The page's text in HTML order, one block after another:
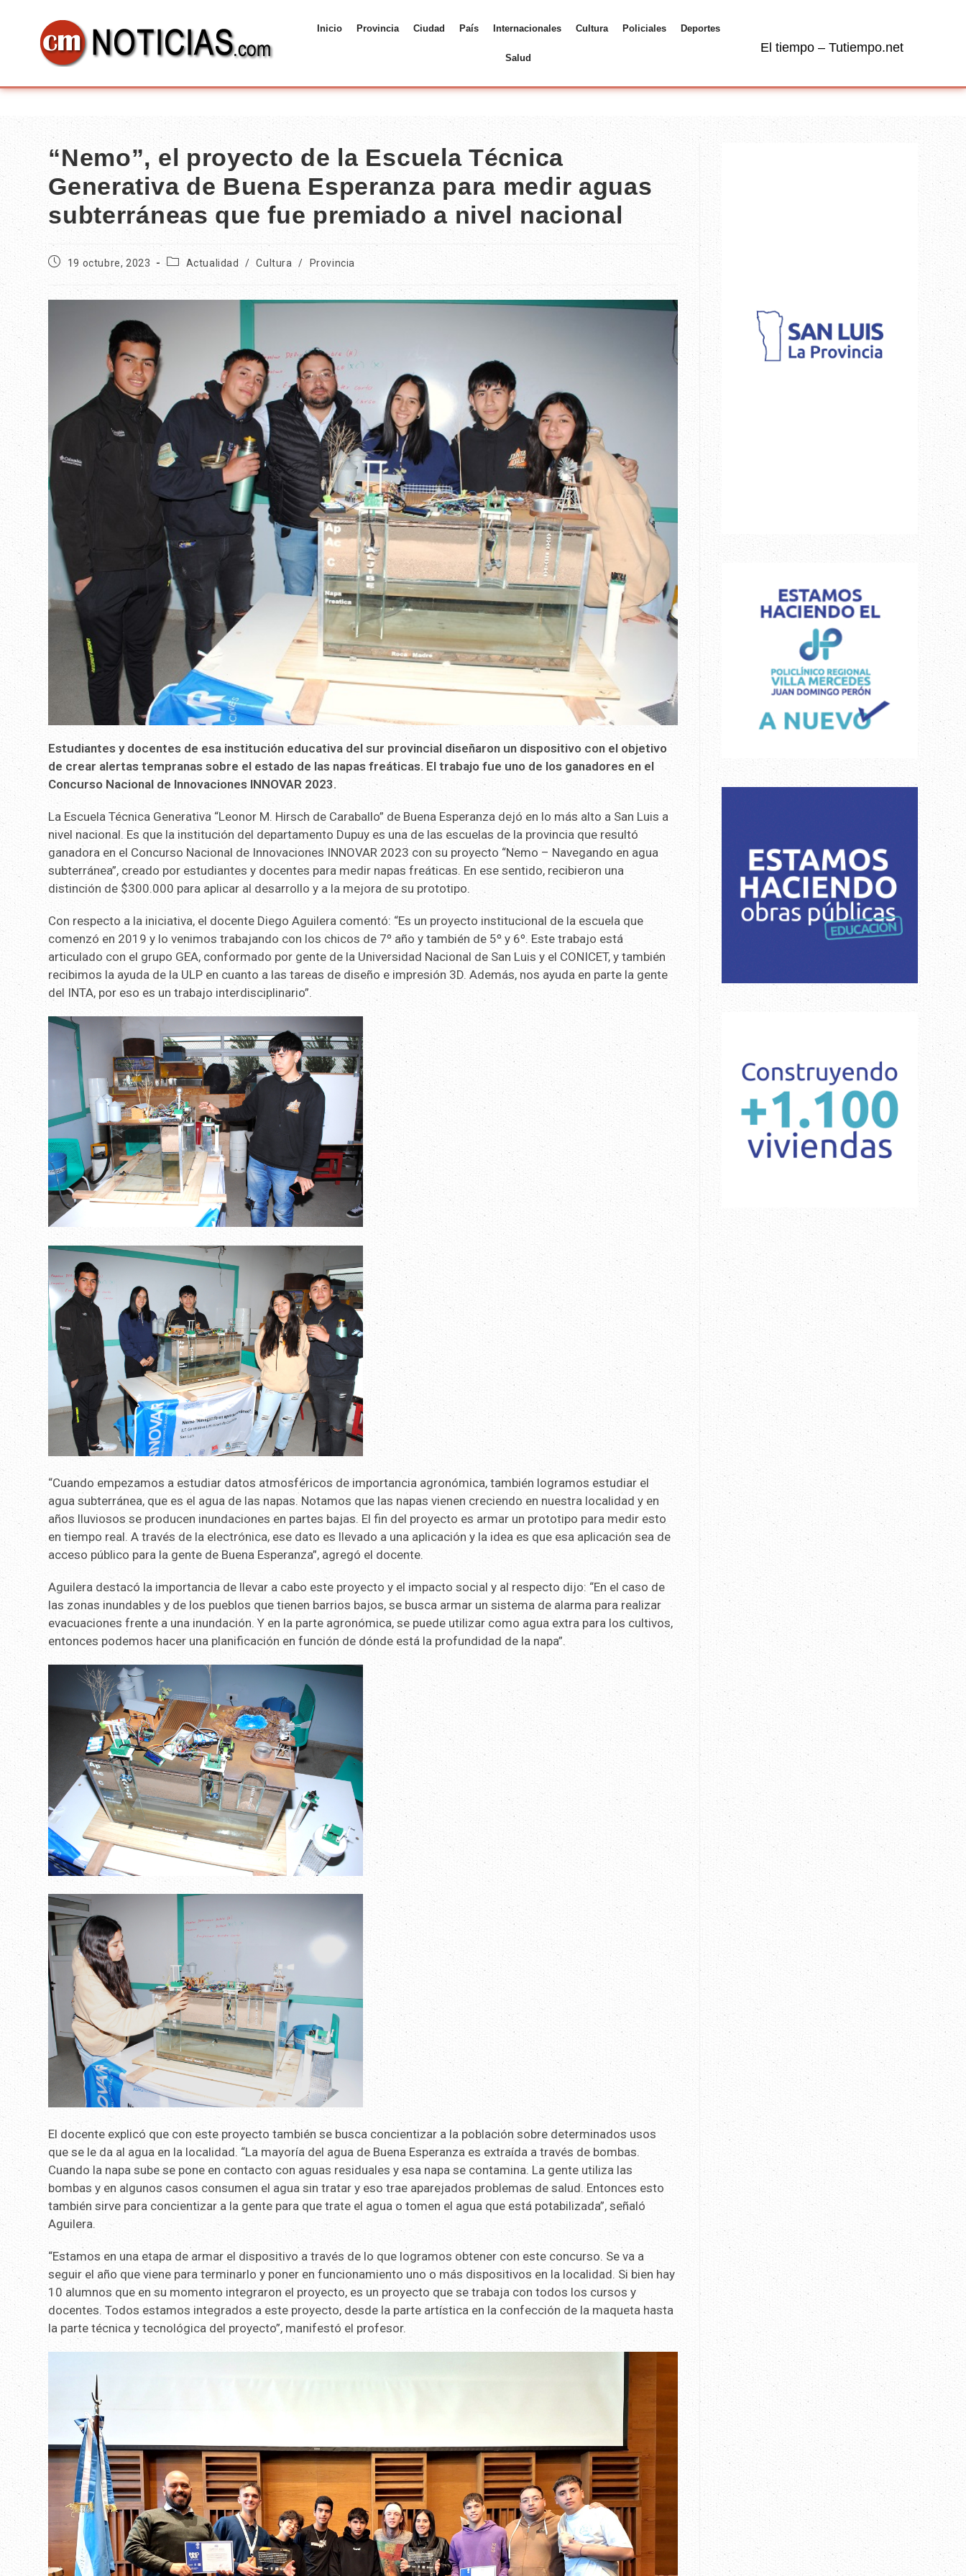
Inicio Provincia Ciudad País Internacionales Cultura Policiales Deportes
Salud
El tiempo – Tutiempo.net
“Nemo”, el proyecto de la Escuela Técnica
Generativa de Buena Esperanza para medir aguas
subterráneas que fue premiado a nivel nacional
19 octubre, 2023 Actualidad / Cultura / Provincia
Estudiantes y docentes de esa institución educativa del sur provincial diseñaron un dispositivo con el objetivo
de crear alertas tempranas sobre el estado de las napas freáticas. El trabajo fue uno de los ganadores en el
Concurso Nacional de Innovaciones INNOVAR 2023.
La Escuela Técnica Generativa “Leonor M. Hirsch de Caraballo” de Buena Esperanza dejó en lo más alto a San Luis a
nivel nacional. Es que la institución del departamento Dupuy es una de las escuelas de la provincia que resultó
ganadora en el Concurso Nacional de Innovaciones INNOVAR 2023 con su proyecto “Nemo – Navegando en agua
subterránea”, creado por estudiantes y docentes para medir napas freáticas. En ese sentido, recibieron una
distinción de $300.000 para aplicar al desarrollo y a la mejora de su prototipo.
Con respecto a la iniciativa, el docente Diego Aguilera comentó: “Es un proyecto institucional de la escuela que
comenzó en 2019 y lo venimos trabajando con los chicos de 7º año y también de 5º y 6º. Este trabajo está
articulado con el grupo GEA, conformado por gente de la Universidad Nacional de San Luis y el CONICET, y también
recibimos la ayuda de la ULP en cuanto a las tareas de diseño e impresión 3D. Además, nos ayuda en parte la gente
del INTA, por eso es un trabajo interdisciplinario”.
“Cuando empezamos a estudiar datos atmosféricos de importancia agronómica, también logramos estudiar el
agua subterránea, que es el agua de las napas. Notamos que las napas vienen creciendo en nuestra localidad y en
años lluviosos se producen inundaciones en partes bajas. El fin del proyecto es armar un prototipo para medir esto
en tiempo real. A través de la electrónica, ese dato es llevado a una aplicación y la idea es que esa aplicación sea de
acceso público para la gente de Buena Esperanza”, agregó el docente.
Aguilera destacó la importancia de llevar a cabo este proyecto y el impacto social y al respecto dijo: “En el caso de
las zonas inundables y de los pueblos que tienen barrios bajos, se busca armar un sistema de alarma para realizar
evacuaciones frente a una inundación. Y en la parte agronómica, se puede utilizar como agua extra para los cultivos,
entonces podemos hacer una planificación en función de dónde está la profundidad de la napa”.
El docente explicó que con este proyecto también se busca concientizar a la población sobre determinados usos
que se le da al agua en la localidad. “La mayoría del agua de Buena Esperanza es extraída a través de bombas.
Cuando la napa sube se pone en contacto con aguas residuales y esa napa se contamina. La gente utiliza las
bombas y en algunos casos consumen el agua sin tratar y eso trae aparejados problemas de salud. Entonces esto
también sirve para concientizar a la gente para que trate el agua o tomen el agua que está potabilizada”, señaló
Aguilera.
“Estamos en una etapa de armar el dispositivo a través de lo que logramos obtener con este concurso. Se va a
seguir el año que viene para terminarlo y poner en funcionamiento uno o más dispositivos en la localidad. Si bien hay
10 alumnos que en su momento integraron el proyecto, es un proyecto que se trabaja con todos los cursos y
docentes. Todos estamos integrados a este proyecto, desde la parte artística en la confección de la maqueta hasta
la parte técnica y tecnológica del proyecto”, manifestó el profesor.